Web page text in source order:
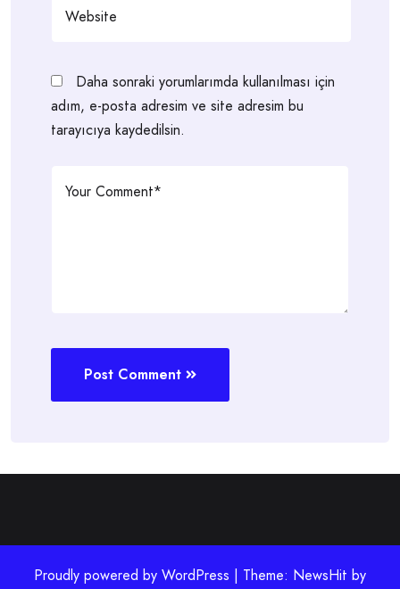
Daha sonraki yorumlarımda kullanılması için
adım, e-posta adresim ve site adresim bu
tarayıcıya kaydedilsin.
Post Comment
Proudly powered by WordPress | Theme: NewsHit by